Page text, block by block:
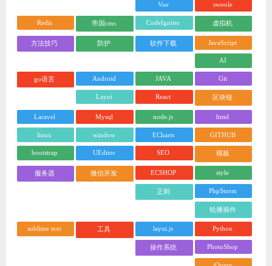
Vue swoole
Redis 帝国cms CodeIgniter 虚拟机
方法技巧 防护 软件下载 JavaScript
AI
go语言 Android JAVA Git
Layui React 区块链
Laravel Mysql node.js html
linux window ECharts GITHUB
bootstrap UEditor SEO 模板
服务器 微信开发 ECSHOP style
正则 PhpStorm
轮播插件
sublime text 工具 layui.js Python
操作系统 PhotoShop